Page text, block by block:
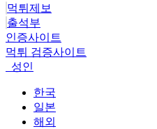
먹튀제보
출석부
인증사이트
먹튀 검증사이트
성인
한국
일본
해외